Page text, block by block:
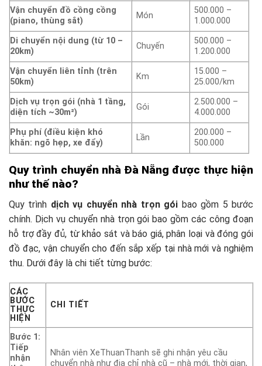
Vận chuyển đồ cồng cồng
(piano, thùng sắt)
Món
500.000 –
1.000.000
Di chuyển nội dung (từ 10 –
20km)
Chuyến
500.000 –
1.200.000
Vận chuyển liên tỉnh (trên
50km)
Km
15.000 –
25.000/km
Dịch vụ trọn gói (nhà 1 tầng,
diện tích ~30m²)
Gói
2.500.000 –
4.000.000
Phụ phí (điều kiện khó
khăn: ngõ hẹp, xe đẩy)
Lần
200.000 –
500.000
Quy trình chuyển nhà Đà Nẵng được thực hiện
như thế nào?
Quy trình dịch vụ chuyển nhà trọn gói bao gồm 5 bước
chính. Dịch vụ chuyển nhà trọn gói bao gồm các công đoạn
hỗ trợ đầy đủ, từ khảo sát và báo giá, phân loại và đóng gói
đồ đạc, vận chuyển cho đến sắp xếp tại nhà mới và nghiệm
thu. Dưới đây là chi tiết từng bước:
CÁC
BƯỚC
THỰC
HIỆN
CHI TIẾT
Bước 1:
Tiếp
nhận
Nhân viên XeThuanThanh sẽ ghi nhận yêu cầu
chuyển nhà như địa chỉ nhà cũ – nhà mới, thời gian,